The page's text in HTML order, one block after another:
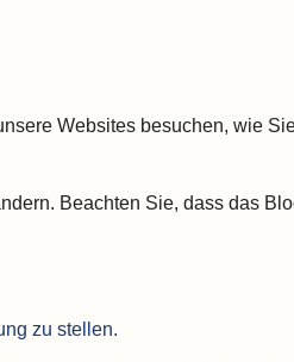
Websites besuchen, wie
Beachten Sie, dass das
zu stellen.